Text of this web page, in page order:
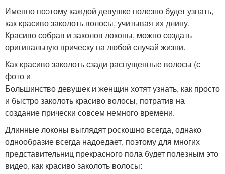
Именно поэтому каждой девушке полезно будет узнать,
как красиво заколоть волосы, учитывая их длину.
Красиво собрав и заколов локоны, можно создать
оригинальную прическу на любой случай жизни.
Как красиво заколоть сзади распущенные волосы (с
фото и
Большинство девушек и женщин хотят узнать, как просто
и быстро заколоть красиво волосы, потратив на
создание прически совсем немного времени.
Длинные локоны выглядят роскошно всегда, однако
однообразие всегда надоедает, поэтому для многих
представительниц прекрасного пола будет полезным это
видео, как красиво заколоть волосы: